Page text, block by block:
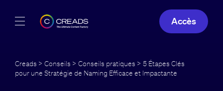
Offres
Accès
Creads > Conseils > Conseils pratiques > 5 Étapes Clés
pour une Stratégie de Naming Efficace et Impactante